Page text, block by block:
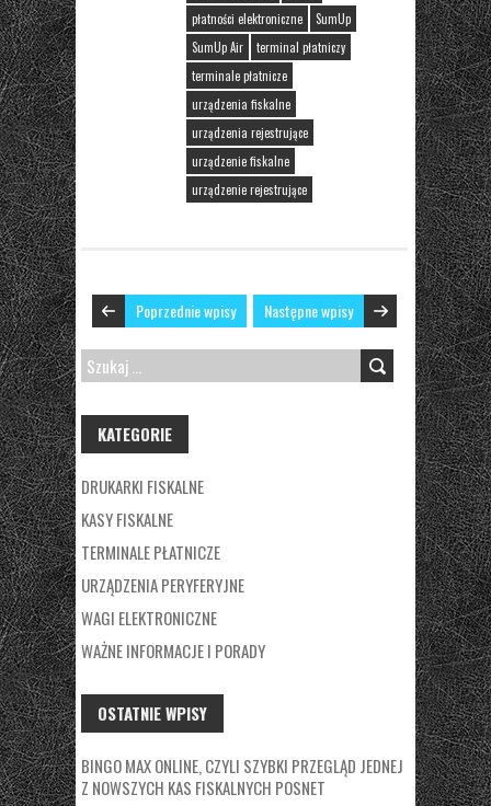
płatności elektroniczne
SumUp
SumUp Air
terminal płatniczy
terminale płatnicze
urządzenia fiskalne
urządzenia rejestrujące
urządzenie fiskalne
urządzenie rejestrujące
Poprzednie wpisy Następne wpisy
SZUKAJ:
KATEGORIE
DRUKARKI FISKALNE
KASY FISKALNE
TERMINALE PŁATNICZE
URZĄDZENIA PERYFERYJNE
WAGI ELEKTRONICZNE
WAŻNE INFORMACJE I PORADY
OSTATNIE WPISY
BINGO MAX ONLINE, CZYLI SZYBKI PRZEGLĄD JEDNEJ
Z NOWSZYCH KAS FISKALNYCH POSNET